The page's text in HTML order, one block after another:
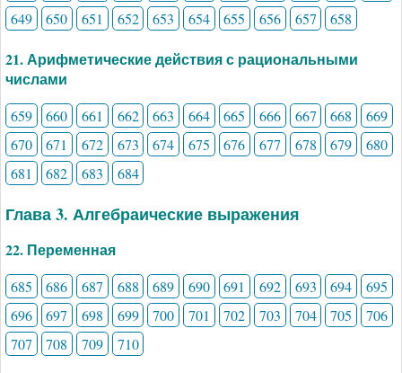
649
650 651 652 653 654 655 656 657 658
21. Арифметические действия с рациональными
числами
659 660 661 662 663 664 665 666 667 668
669
670
671 672 673 674 675 676 677 678 679
680
681
682 683 684
Глава 3. Алгебраические выражения
22. Переменная
685 686 687 688 689 690 691 692 693 694
695
696
697 698 699 700 701 702 703 704 705
706
707
708 709 710